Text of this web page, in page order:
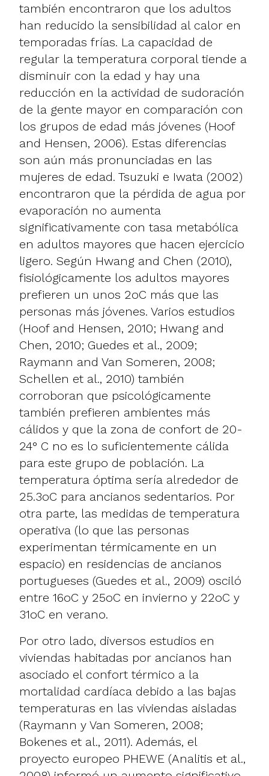
también encontraron que los adultos
han reducido la sensibilidad al calor en
temporadas frías. La capacidad de
regular la temperatura corporal tiende a
disminuir con la edad y hay una
reducción en la actividad de sudoración
de la gente mayor en comparación con
los grupos de edad más jóvenes (Hoof
and Hensen, 2006). Estas diferencias
son aún más pronunciadas en las
mujeres de edad. Tsuzuki e Iwata (2002)
encontraron que la pérdida de agua por
evaporación no aumenta
significativamente con tasa metabólica
en adultos mayores que hacen ejercicio
ligero. Según Hwang and Chen (2010),
fisiológicamente los adultos mayores
prefieren un unos 2oC más que las
personas más jóvenes. Varios estudios
(Hoof and Hensen, 2010; Hwang and
Chen, 2010; Guedes et al., 2009;
Raymann and Van Someren, 2008;
Schellen et al., 2010) también
corroboran que psicológicamente
también prefieren ambientes más
cálidos y que la zona de confort de 20-
24° C no es lo suficientemente cálida
para este grupo de población. La
temperatura óptima sería alrededor de
25.3oC para ancianos sedentarios. Por
otra parte, las medidas de temperatura
operativa (lo que las personas
experimentan térmicamente en un
espacio) en residencias de ancianos
portugueses (Guedes et al., 2009) osciló
entre 16oC y 25oC en invierno y 22oC y
31oC en verano.
Por otro lado, diversos estudios en
viviendas habitadas por ancianos han
asociado el confort térmico a la
mortalidad cardíaca debido a las bajas
temperaturas en las viviendas aisladas
(Raymann y Van Someren, 2008;
Bokenes et al., 2011). Además, el
proyecto europeo PHEWE (Analitis et al.,